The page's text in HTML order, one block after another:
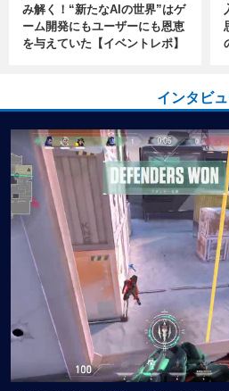
み解く！“新たなAIの世界”はゲ
ーム開発にもユーザーにも恩恵
を与えていた【イベントレポ】
インタビ